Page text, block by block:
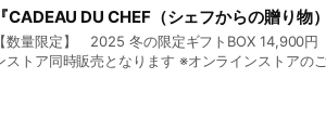
『CADEAU DU CHEF（シェフからの贈り物）
【数量限定】 2025 冬の限定ギフトBOX 14,900円（税込） 店舗＊オンライ
ンストア同時販売となります ※オンラ